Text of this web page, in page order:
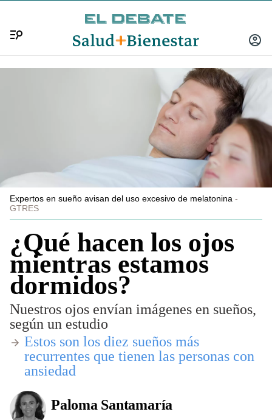
INICIAR
Expertos en sueño avisan del uso excesivo de melatonina
GTRES
¿Qué hacen los ojos
mientras estamos
dormidos?
Nuestros ojos envían imágenes en sueños,
según un estudio
Estos son los diez sueños más
recurrentes que tienen las personas con
ansiedad
Paloma Santamaría